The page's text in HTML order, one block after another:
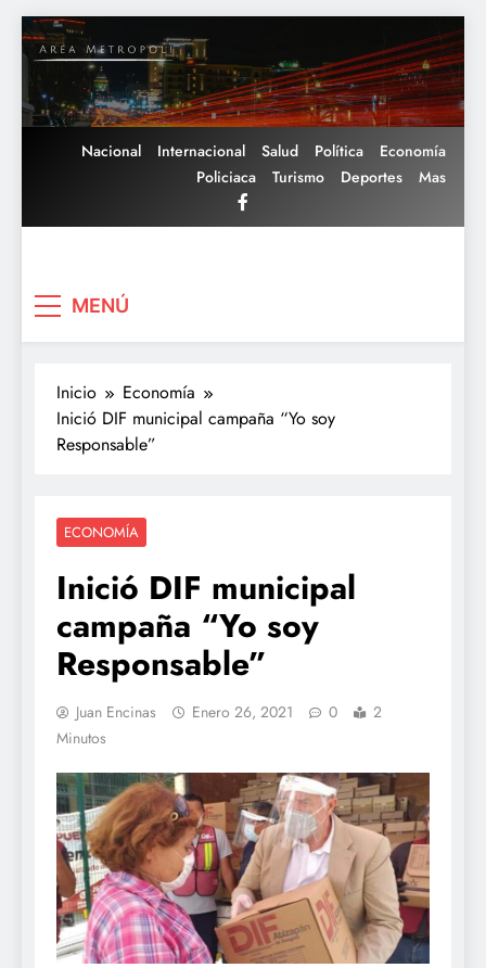
Saltar
al
contenido
Nacional Internacional Salud Política
Economía
Policiaca
Turismo Deportes Mas
MENÚ
Inicio
Economía
Inició DIF municipal campaña “Yo soy
Responsable”
ECONOMÍA
Inició DIF municipal
campaña “Yo soy
Responsable”
Juan Encinas Enero 26, 2021 0
2
Minutos